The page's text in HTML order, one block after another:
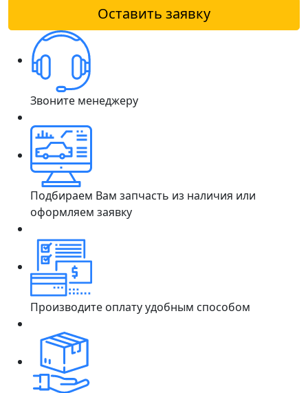
Оставить заявку
Звоните менеджеру
Подбираем Вам запчасть из наличия или
оформляем заявку
Производите оплату удобным способом